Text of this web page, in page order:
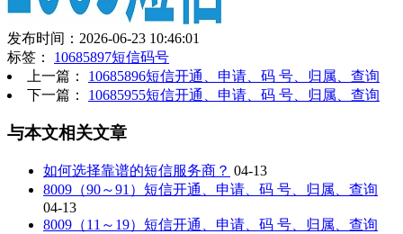
发布时间：2026-06-23 10:46:01
标签： 10685897短信码号
上一篇： 10685896短信开通、申请、码 号、归属、查询
下一篇： 10685955短信开通、申请、码 号、归属、查询
与本文相关文章
如何选择靠谱的短信服务商？ 04-13
8009（90～91）短信开通、申请、码 号、归属、查询
04-13
8009（11～19）短信开通、申请、码 号、归属、查询